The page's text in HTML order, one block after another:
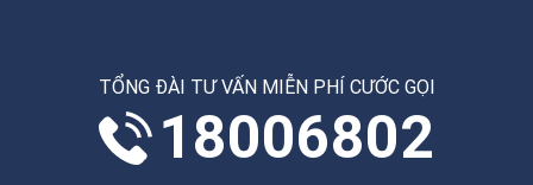
TỔNG ĐÀI TƯ VẤN MIỄN PHÍ CƯỚC GỌI
18006802